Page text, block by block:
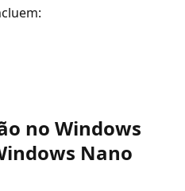
no Windows
Nano